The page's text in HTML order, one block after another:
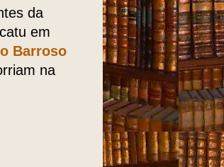
da
em
Barroso
na